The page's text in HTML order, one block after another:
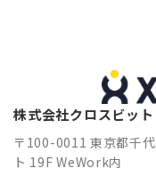
株式会社クロスビット
〒100-0011 東京都千
ト 19F WeWork内